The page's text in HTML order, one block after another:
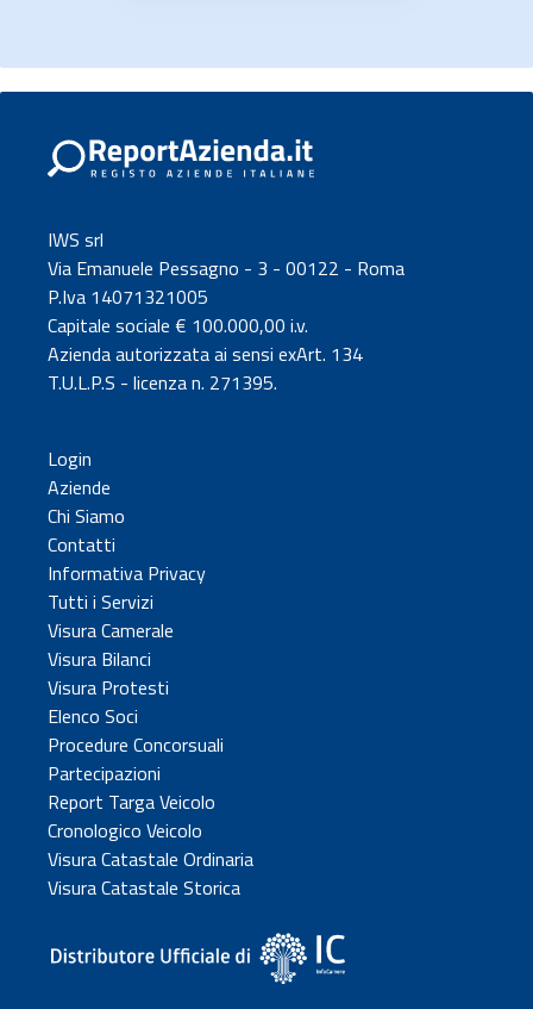
IWS srl
Via Emanuele Pessagno - 3 - 00122 - Roma
P.Iva 14071321005
Capitale sociale € 100.000,00 i.v.
Azienda autorizzata ai sensi exArt. 134
T.U.L.P.S - licenza n. 271395.
Login
Aziende
Chi Siamo
Contatti
Informativa Privacy
Tutti i Servizi
Visura Camerale
Visura Bilanci
Visura Protesti
Elenco Soci
Procedure Concorsuali
Partecipazioni
Report Targa Veicolo
Cronologico Veicolo
Visura Catastale Ordinaria
Visura Catastale Storica